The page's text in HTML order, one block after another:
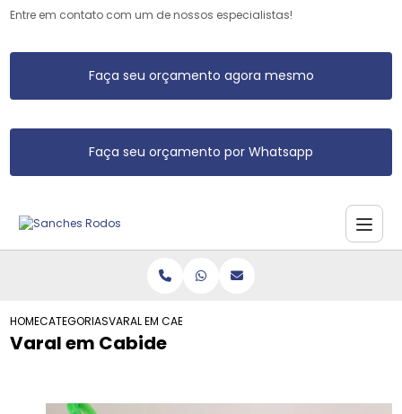
Entre em contato com um de nossos especialistas!
Faça seu orçamento agora mesmo
Faça seu orçamento por Whatsapp
HOMECATEGORIASVARAL EM CABIDE
Varal em Cabide